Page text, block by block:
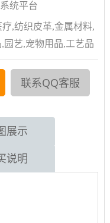
统平台
,纺织皮革,金属材料,
园艺,宠物用品,工艺品
联系QQ客服
展示
说明